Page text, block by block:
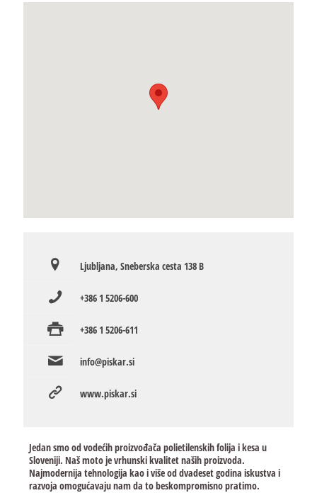
Ljubljana, Sneberska cesta 138 B
+386 1 5206-600
+386 1 5206-611
info@piskar.si
www.piskar.si
Jedan smo od vodećih proizvođača polietilenskih folija i kesa u
Sloveniji. Naš moto je vrhunski kvalitet naših proizvoda.
Najmodernija tehnologija kao i više od dvadeset godina iskustva i
razvoja omogućavaju nam da to beskompromisno pratimo.